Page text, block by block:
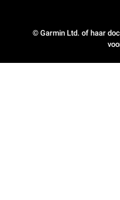
© Garmin Ltd. of haar